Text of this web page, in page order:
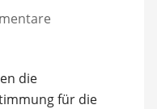
die
für die